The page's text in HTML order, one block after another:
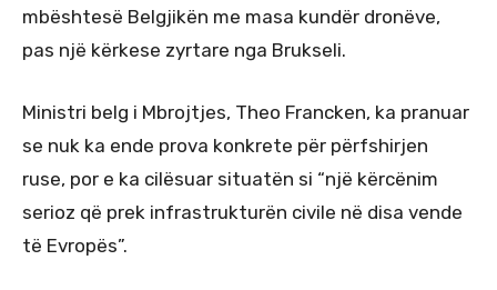
mbështesë Belgjikën me masa kundër dronëve,
pas një kërkese zyrtare nga Brukseli.
Ministri belg i Mbrojtjes, Theo Francken, ka pranuar
se nuk ka ende prova konkrete për përfshirjen
ruse, por e ka cilësuar situatën si “një kërcënim
serioz që prek infrastrukturën civile në disa vende
të Evropës”.